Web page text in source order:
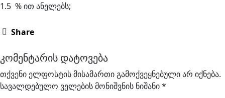
1.5 % ით ანელებს;
Share
კომენტარის დატოვება
თქვენი ელფოსტის მისამართი გამოქვეყნებული არ იქნება.
სავალდებულო ველების მონიშვნის ნიშანი*